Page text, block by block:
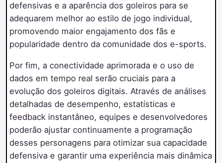
defensivas e a aparência dos goleiros para se
adequarem melhor ao estilo de jogo individual,
promovendo maior engajamento dos fãs e
popularidade dentro da comunidade dos e-sports.
Por fim, a conectividade aprimorada e o uso de
dados em tempo real serão cruciais para a
evolução dos goleiros digitais. Através de análises
detalhadas de desempenho, estatísticas e
feedback instantâneo, equipes e desenvolvedores
poderão ajustar continuamente a programação
desses personagens para otimizar sua capacidade
defensiva e garantir uma experiência mais dinâmica